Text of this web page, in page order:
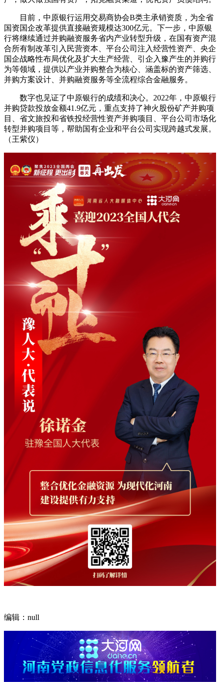
目前，中原银行运用交易商协会B类主承销资质，为全省
国资国企改革提供直接融资规模达300亿元。下一步，中原银
行将继续通过并购融资服务省内产业转型升级，在国有资产混
合所有制改革引入民营资本、平台公司注入经营性资产、央企
国企战略性布局优化及扩大生产经营、引企入豫产生的并购行
为等领域，提供以产业并购整合为核心、涵盖标的资产筛选、
并购方案设计、并购融资服务等全流程综合金融服务。
数字也见证了中原银行的成绩和决心。2022年，中原银行
并购贷款投放金额41.9亿元，重点支持了神火股份矿产并购项
目、省文旅投和省铁投经营性资产并购项目、平台公司市场化
转型并购项目等，帮助国有企业和平台公司实现跨越式发展。
（王紫仪）
编辑：null